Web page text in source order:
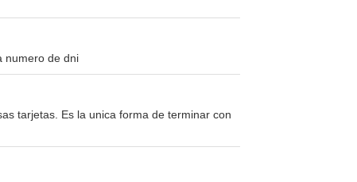
numero de dni
tarjetas. Es la unica forma de terminar con